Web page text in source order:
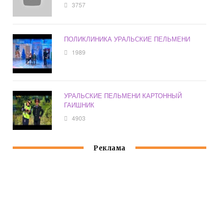
3757
ПОЛИКЛИНИКА УРАЛЬСКИЕ ПЕЛЬМЕНИ
1989
УРАЛЬСКИЕ ПЕЛЬМЕНИ КАРТОННЫЙ
ГАИШНИК
4903
Реклама